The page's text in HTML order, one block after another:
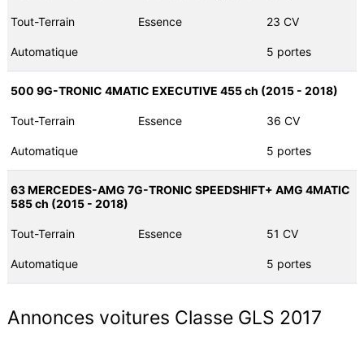
Tout-Terrain Essence 23 CV
Automatique 5 portes
500 9G-TRONIC 4MATIC EXECUTIVE 455 ch (2015 - 2018)
Tout-Terrain Essence 36 CV
Automatique 5 portes
63 MERCEDES-AMG 7G-TRONIC SPEEDSHIFT+ AMG 4MATIC
585 ch (2015 - 2018)
Tout-Terrain Essence 51 CV
Automatique 5 portes
Annonces voitures Classe GLS 2017